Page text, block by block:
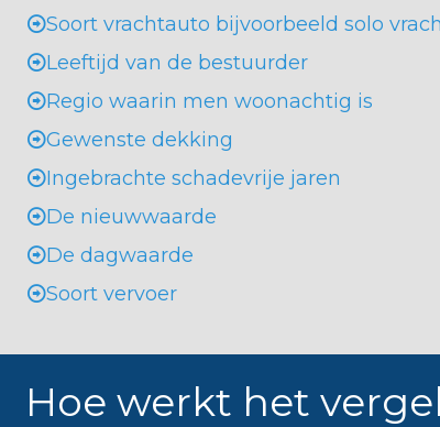
Soort vrachtauto bijvoorbeeld solo
Leeftijd van de bestuurder
Regio waarin men woonachtig is
Gewenste dekking
Ingebrachte schadevrije jaren
De nieuwwaarde
De dagwaarde
Soort vervoer
Hoe werkt het